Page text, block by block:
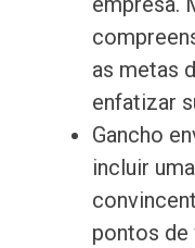
as metas
enfatizar
Gancho
incluir
pontos de